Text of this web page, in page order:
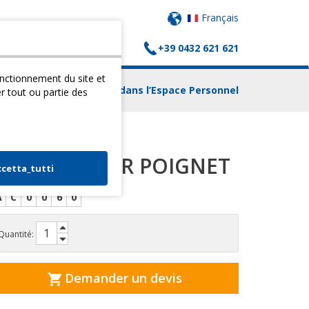
Français
+39 0432 621 621
Login dans l’Espace Personnel
POUR POIGNET
C 0 0 6 0
Demander un devis
du site et
tout ou partie des